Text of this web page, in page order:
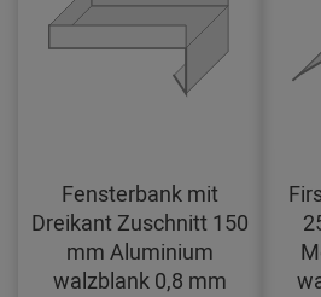
Fensterbank mit
Dreikant Zuschnitt 150
mm Aluminium
walzblank 0,8 mm